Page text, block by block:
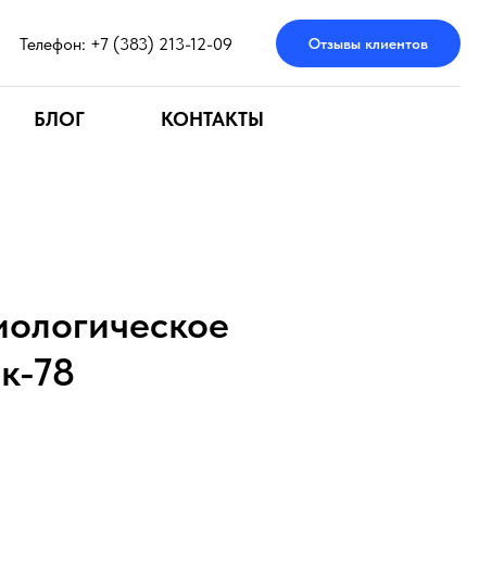
Телефон: +7 (383) 213-12-09 Отзывы клиентов
БЛОГ КОНТАКТЫ
78